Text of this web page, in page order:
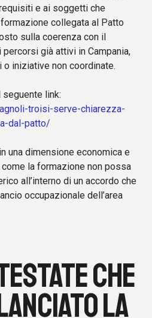
e ai soggetti che
collegata al Patto
sulla coerenza con il
già attivi in Campania,
iniziative non coordinate.
seguente link:
troisi-serve-chiarezza-
dal-patto/
una dimensione economica e
la formazione non possa
all’interno di un accordo che
occupazionale dell’area
CHE
LA